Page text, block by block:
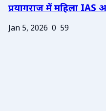
प्रयागराज में महिला IAS
Jan 5, 2026 0 59